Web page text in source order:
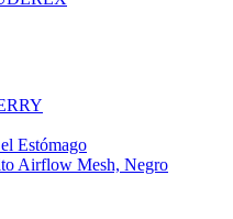
Estómago
Airflow Mesh, Negro